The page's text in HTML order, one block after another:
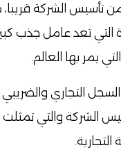
تأسيس الشركة
التي تعد عامل جذب
يمر بها العالم.
التجاري والضريبي
الشركة والتي تمثلت